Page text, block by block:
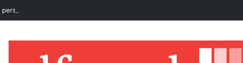
i Trumpit konfirmohet si Prokuror i Përgjithshëm i SHBA-së